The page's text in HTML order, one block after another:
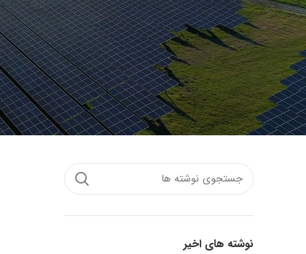
نوشته های اخیر